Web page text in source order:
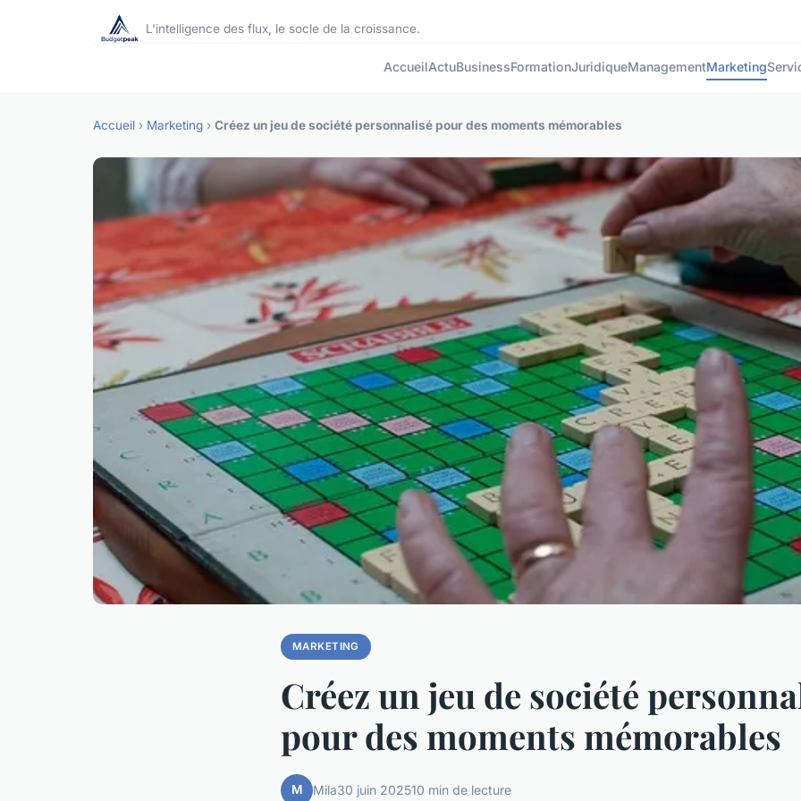
L'intelligence des flux, le socle de la croissance.
AccueilActuBusinessFormationJuridiqueManagementMarketing
Accueil › Marketing › Créez un jeu de société personnalisé pour des moments mémorables
MARKETING
Créez un jeu de société
pour des moments mémorables
M Mila30 juin 202510 min de lecture